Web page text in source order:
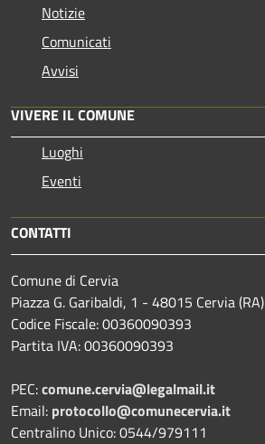
Notizie
Comunicati
Avvisi
VIVERE IL COMUNE
Luoghi
Eventi
CONTATTI
Comune di Cervia
Piazza G. Garibaldi, 1 - 48015 Cervia (RA)
Codice Fiscale: 00360090393
Partita IVA: 00360090393
PEC:comune.cervia@legalmail.it
Email: protocollo@comunecervia.it
Centralino Unico: 0544/979111